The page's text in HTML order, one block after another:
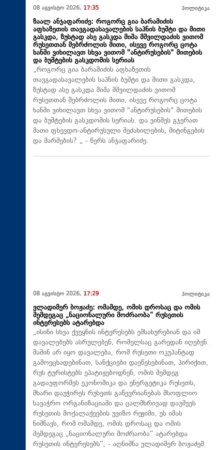
08 აგვისტო 2026, 17:35 პოლიტიკა
ზაალ ანჯაფარიძე: როგორც გია ბარამიძის
აფხაზეთის თავგადასავალების საპნის ბუშტი და მითი
გასკდა, ზუსტად ასე გასკდა მიშა მშვილდაძის ვითომ
რუსეთთან მებრძოლის მითი, ისევე როგორც ცოტა
ხანში ვიხილავთ სხვა ვითომ "ანტირუსების" მითების
და ბუშტების გასკდომის სერიას
„როგორც გია ბარამიძის აფხაზეთის
თავგადასავალების საპნის ბუშტი და მითი გასკდა,
ზუსტად ასე გასკდა მიშა მშვილდაძის ვითომ
რუსეთთან მებრძოლის მითი, ისევე როგორც ცოტა
ხანში ვიხილავთ სხვა ვითომ "ანტირუსების" მითების
და ბუშტების გასკდომის სერიას. და ვინმეს გჯერათ
მათი ფსევდო-ანტირუსული შეძახილების, მიტინგების
და მარშების? „ - წერს ანჯაფარიძე.
08 აგვისტო 2026, 17:29 პოლიტიკა
ვლადიმერ ბოჟაძე: ომამდე, ომის დროსაც და ომის
შემდეგაც „ნაციონალური მოძრაობა“ რუსეთის
ინტერესებს ატარებდა
„ისინი სხვა ქვეყნის ინტერესებს ემსახურებიან და იმ
დავალებებს ასრულებენ, რომელსაც გარედან იღებენ.
მაშინ არ იყო დავალება, რომ რუსეთი ოკუპანტად
გამოეცხადებინათ, სანქციები დაეწესებინათ, პირიქით,
რუს ტურისტებს ეპატიჟებოდნენ, ომის შემდეგ
გადაუფორმეს ეკონომიკა და ენერგეტიკა რუსეთს,
მხარი დაუჭირეს რუსეთს გაწევრიანებას მსოფლიო
სავაჭრო ორგანიზაციაში და ცალმხრივად დაუშვეს
რუსეთის მოქალაქეების უვიზო რეჟიმი, ეს იმას
ნიშნავს, რომ ომამდე, ომის დროსაც და ომის
შემდეგაც „ნაციონალური მოძრაობა“ ატარებდა
რუსეთის ინტერესებს“, - აღნიშნა ვლადიმერ ბოჟაძემ.